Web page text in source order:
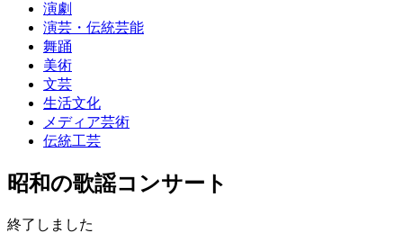
演劇
演芸・伝統芸能
舞踊
美術
文芸
生活文化
メディア芸術
伝統工芸
昭和の歌謡コンサート
終了しました